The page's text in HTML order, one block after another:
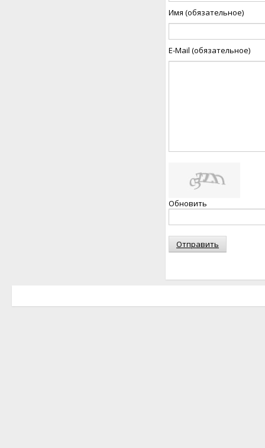
Имя (обязательное)
E-Mail (обязательное)
Обновить
Отправить